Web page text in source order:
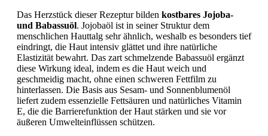
Das Herzstück dieser Rezeptur bilden kostbares Jojoba-
und Babassuöl. Jojobaöl ist in seiner Struktur dem
menschlichen Hauttalg sehr ähnlich, weshalb es besonders tief
eindringt, die Haut intensiv glättet und ihre natürliche
Elastizität bewahrt. Das zart schmelzende Babassuöl ergänzt
diese Wirkung ideal, indem es die Haut weich und
geschmeidig macht, ohne einen schweren Fettfilm zu
hinterlassen. Die Basis aus Sesam- und Sonnenblumenöl
liefert zudem essenzielle Fettsäuren und natürliches Vitamin
E, die die Barrierefunktion der Haut stärken und sie vor
äußeren Umwelteinflüssen schützen.